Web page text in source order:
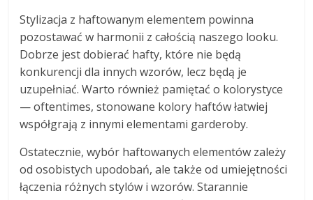
Stylizacja z haftowanym elementem powinna
pozostawać w harmonii z całością naszego looku.
Dobrze jest dobierać hafty, które nie będą
konkurencji dla innych wzorów, lecz będą je
uzupełniać. Warto również pamiętać o kolorystyce
— oftentimes, stonowane kolory haftów łatwiej
współgrają z innymi elementami garderoby.
Ostatecznie, wybór haftowanych elementów zależy
od osobistych upodobań, ale także od umiejętności
łączenia różnych stylów i wzorów. Starannie